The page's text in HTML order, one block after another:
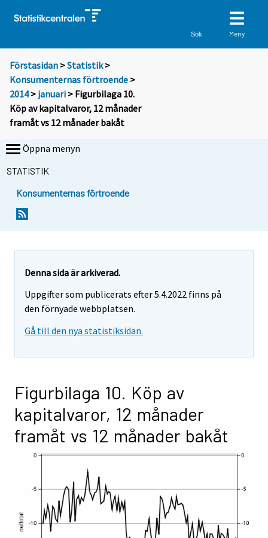
Sök Meny
Förstasidan >Statistik >
Konsumenternas förtroende >
2014> januari > Figurbilaga 10.
Köp av kapitalvaror, 12 månader
framåt vs 12 månader bakåt
Öppna menyn
STATISTIK
Konsumenternas förtroende
Denna sida är arkiverad.
Uppgifter som publicerats efter 5.4.2022 finns på
den förnyade webbplatsen.
Gå till den nya statistiksidan.
Figurbilaga 10. Köp av
kapitalvaror, 12 månader
framåt vs 12 månader bakåt